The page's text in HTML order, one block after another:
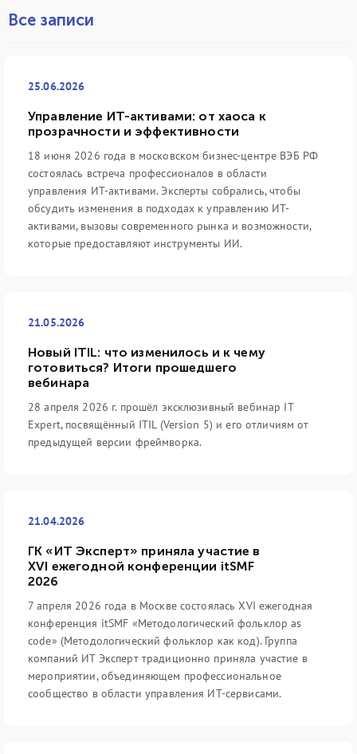
Все записи
25.06.2026
Управление ИТ-активами: от хаоса к
прозрачности и эффективности
18 июня 2026 года в московском бизнес-центре ВЭБ РФ
состоялась встреча профессионалов в области
управления ИТ-активами. Эксперты собрались, чтобы
обсудить изменения в подходах к управлению ИТ-
активами, вызовы современного рынка и возможности,
которые предоставляют инструменты ИИ.
21.05.2026
Новый ITIL: что изменилось и к чему
готовиться? Итоги прошедшего
вебинара
28 апреля 2026 г. прошёл эксклюзивный вебинар IT
Expert, посвящённый ITIL (Version 5) и его отличиям от
предыдущей версии фреймворка.
21.04.2026
ГК «ИТ Эксперт» приняла участие в
XVI ежегодной конференции itSMF
2026
7 апреля 2026 года в Москве состоялась XVI ежегодная
конференция itSMF «Методологический фольклор as
code» (Методологический фольклор как код). Группа
компаний ИТ Эксперт традиционно приняла участие в
мероприятии, объединяющем профессиональное
сообщество в области управления ИТ-сервисами.